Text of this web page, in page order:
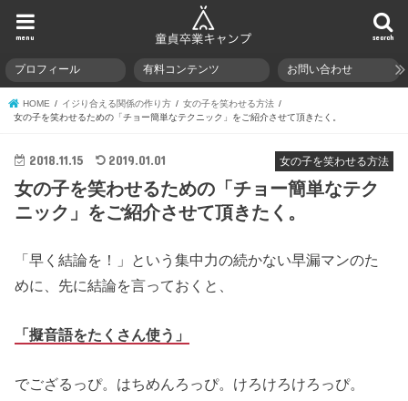
search
menu
プロフィール 有料コンテンツ お問い合わせ
HOME イジり合える関係の作り方
女の子を笑わせる方法
女の子を笑わせるための「チョー簡単なテクニック」をご紹介させて頂きたく。
女の子を笑わせる方法
2018.11.15 2019.01.01
女の子を笑わせるための「チョー簡単なテク
ニック」をご紹介させて頂きたく。
「早く結論を！」という集中力の続かない早漏マンのた
めに、先に結論を言っておくと、
「擬音語をたくさん使う」
でござるっぴ。はちめんろっぴ。けろけろけろっぴ。